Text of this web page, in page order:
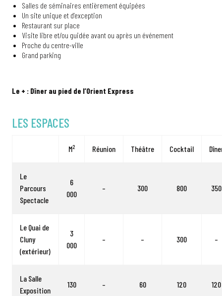
Salles de séminaires entièrement équipées
Un site unique et d’exception
Restaurant sur place
Visite libre et/ou guidée avant ou après un événement
Proche du centre-ville
Grand parking
Le + : Dîner au pied de l’Orient Express
LES ESPACES
M2 Réunion Théâtre Cocktail
Le
Parcours
Spectacle
6
000
– 300 800 350
Le Quai de
Cluny
(extérieur)
3
000
– – 300 –
La Salle
Exposition
130 – 60 120 120